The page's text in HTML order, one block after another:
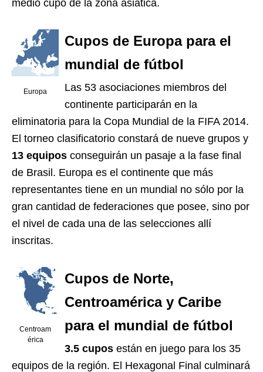
medio cupo de la zona asiática.
Europa
Cupos de Europa para el
mundial de fútbol
Las 53 asociaciones miembros del
continente participarán en la
eliminatoria para la Copa Mundial de la FIFA 2014.
El torneo clasificatorio constará de nueve grupos y
13 equipos conseguirán un pasaje a la fase final
de Brasil. Europa es el continente que más
representantes tiene en un mundial no sólo por la
gran cantidad de federaciones que posee, sino por
el nivel de cada una de las selecciones allí
inscritas.
Centroam
érica
Cupos de Norte,
Centroamérica y Caribe
para el mundial de fútbol
3.5 cupos están en juego para los 35
equipos de la región. El Hexagonal Final culminará